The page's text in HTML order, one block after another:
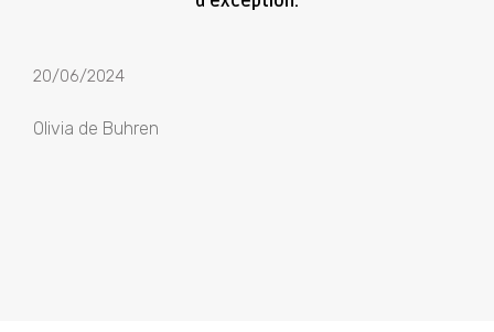
20/06/2024
Olivia de Buhren